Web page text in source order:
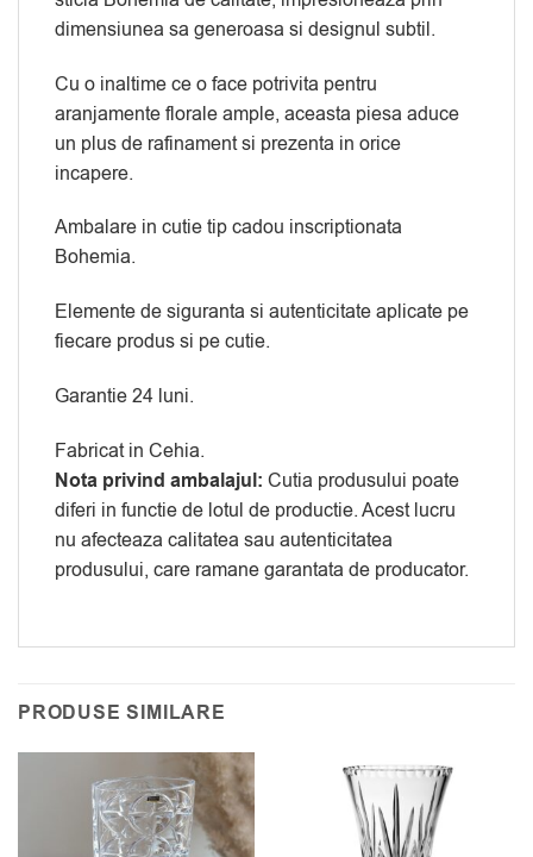
dimensiunea sa generoasa si designul subtil.
Cu o inaltime ce o face potrivita pentru
aranjamente florale ample, aceasta piesa aduce
un plus de rafinament si prezenta in orice
incapere.
Ambalare in cutie tip cadou inscriptionata
Bohemia.
Elemente de siguranta si autenticitate aplicate pe
fiecare produs si pe cutie.
Garantie 24 luni.
Fabricat in Cehia.
Nota privind ambalajul: Cutia produsului poate
diferi in functie de lotul de productie. Acest lucru
nu afecteaza calitatea sau autenticitatea
produsului, care ramane garantata de producator.
PRODUSE SIMILARE